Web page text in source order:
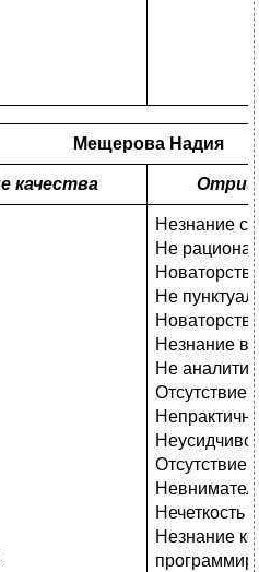
Мещерова Надия
качества
Незнание
Не
Не
Незнание
Не
Отсутствие
Отсутствие
Нечеткость
Незнание